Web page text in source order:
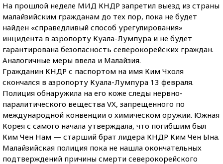
На прошлой неделе МИД КНДР запретил выезд из страны
малайзийским гражданам до тех пор, пока не будет
найден «справедливый способ урегулирования»
инцидента в аэропорту Куала-Лумпура и не будет
гарантирована безопасность северокорейских граждан.
Аналогичные меры ввела и Малайзия.
Гражданин КНДР с паспортом на имя Ким Чхоля
скончался в аэропорту Куала-Лумпура 13 февраля.
Полиция обнаружила на его коже следы нервно-
паралитического вещества VX, запрещенного по
международной конвенции о химическом оружии. Южная
Корея с самого начала утверждала, что погибшим был
Ким Чен Нам — старший брат лидера КНДР Ким Чен Ына.
Малайзийская полиция пока не нашла окончательных
подтверждений причины смерти северокорейского